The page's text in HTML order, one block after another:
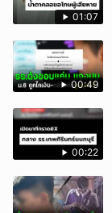
01:07
00:49
00:22